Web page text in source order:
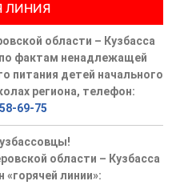
ЛИНИЯ
области – Кузбасса
фактам ненадлежащей
питания детей начального
региона, телефон:
69-75
области – Кузбасса
линии»: